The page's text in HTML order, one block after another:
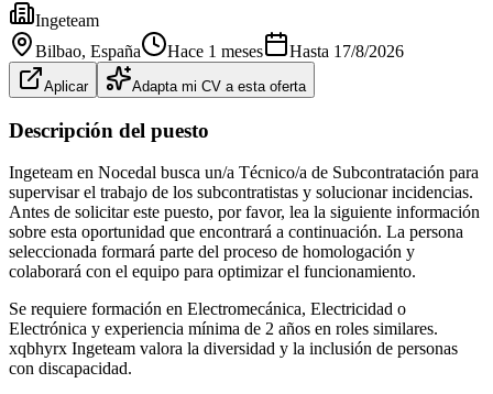
Ingeteam
Bilbao, España Hace 1 meses Hasta 17/8/2026
Aplicar Adapta mi CV a esta oferta
Descripción del puesto
Ingeteam en Nocedal busca un/a Técnico/a de Subcontratación para
supervisar el trabajo de los subcontratistas y solucionar incidencias.
Antes de solicitar este puesto, por favor, lea la siguiente información
sobre esta oportunidad que encontrará a continuación. La persona
seleccionada formará parte del proceso de homologación y
colaborará con el equipo para optimizar el funcionamiento.
Se requiere formación en Electromecánica, Electricidad o
Electrónica y experiencia mínima de 2 años en roles similares.
xqbhyrx Ingeteam valora la diversidad y la inclusión de personas
con discapacidad.